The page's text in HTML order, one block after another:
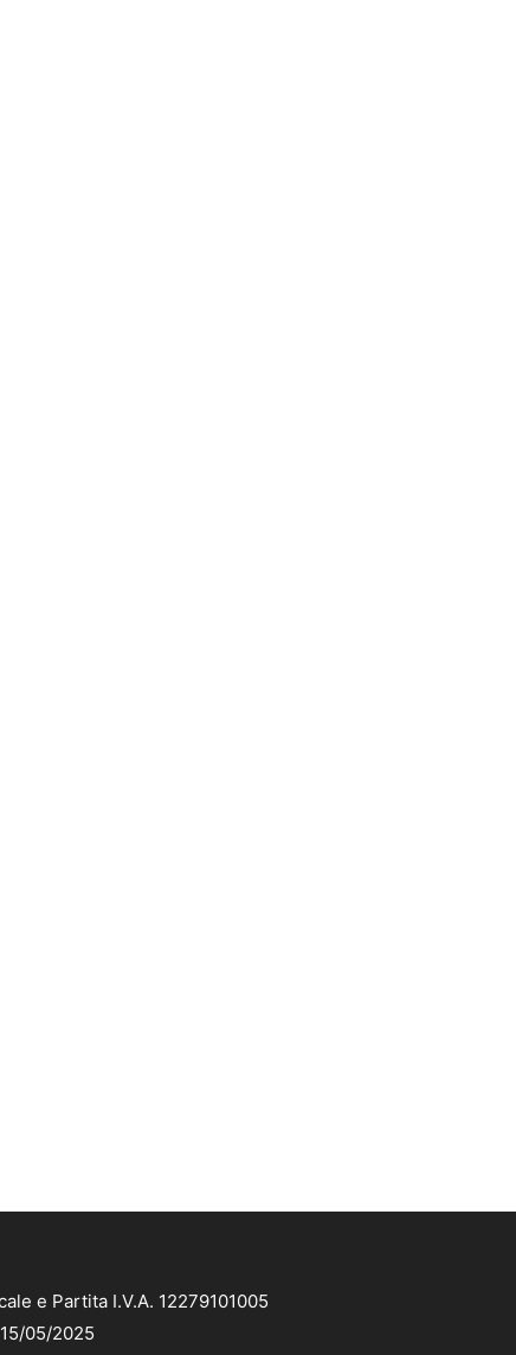
e Partita I.V.A. 12279101005
05/2025